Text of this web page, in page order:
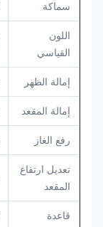
سماكة
اللون
القياسي
إمالة الظهر
إمالة المقعد
رفع الغاز
تعديل ارتفاع
المقعد
قاعدة